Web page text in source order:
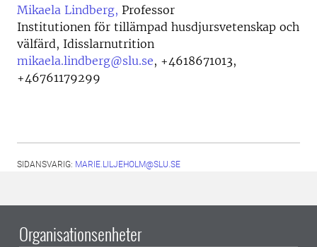
Mikaela Lindberg, Professor
Institutionen för tillämpad husdjursvetenskap och
välfärd, Idisslarnutrition
mikaela.lindberg@slu.se, +4618671013,
+46761179299
SIDANSVARIG: MARIE.LILJEHOLM@SLU.SE
Organisationsenheter